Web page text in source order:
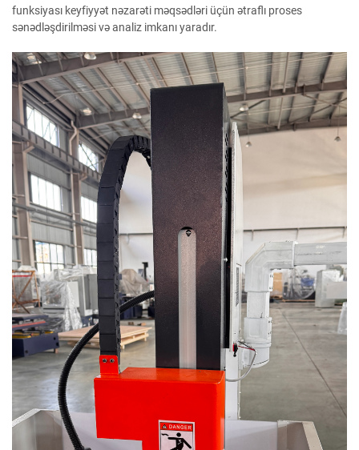
funksiyası keyfiyyət nəzarəti məqsədləri üçün ətraflı proses
sənədləşdirilməsi və analiz imkanı yaradır.